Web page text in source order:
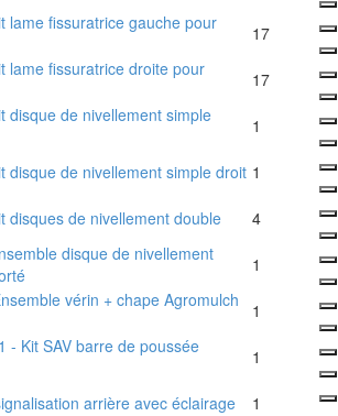
lame fissuratrice gauche pour
17
lame fissuratrice droite pour
17
disque de nivellement simple
1
disque de nivellement simple droit 1
disques de nivellement double 4
disque de nivellement
1
vérin + chape Agromulch
1
- Kit SAV barre de poussée
1
arrière avec éclairage 1